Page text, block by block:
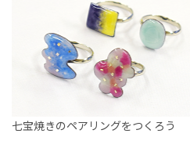
七宝焼きのペアリングをつくろう